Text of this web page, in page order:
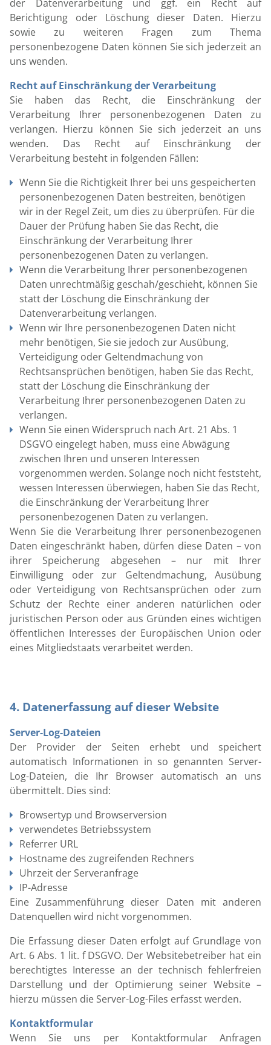
der Datenverarbeitung und ggf. ein Recht auf
Berichtigung oder Löschung dieser Daten. Hierzu
sowie zu weiteren Fragen zum Thema
personenbezogene Daten können Sie sich jederzeit an
uns wenden.
Recht auf Einschränkung der Verarbeitung
Sie haben das Recht, die Einschränkung der
Verarbeitung Ihrer personenbezogenen Daten zu
verlangen. Hierzu können Sie sich jederzeit an uns
wenden. Das Recht auf Einschränkung der
Verarbeitung besteht in folgenden Fällen:
Wenn Sie die Richtigkeit Ihrer bei uns gespeicherten
personenbezogenen Daten bestreiten, benötigen
wir in der Regel Zeit, um dies zu überprüfen. Für die
Dauer der Prüfung haben Sie das Recht, die
Einschränkung der Verarbeitung Ihrer
personenbezogenen Daten zu verlangen.
Wenn die Verarbeitung Ihrer personenbezogenen
Daten unrechtmäßig geschah/geschieht, können Sie
statt der Löschung die Einschränkung der
Datenverarbeitung verlangen.
Wenn wir Ihre personenbezogenen Daten nicht
mehr benötigen, Sie sie jedoch zur Ausübung,
Verteidigung oder Geltendmachung von
Rechtsansprüchen benötigen, haben Sie das Recht,
statt der Löschung die Einschränkung der
Verarbeitung Ihrer personenbezogenen Daten zu
verlangen.
Wenn Sie einen Widerspruch nach Art. 21 Abs. 1
DSGVO eingelegt haben, muss eine Abwägung
zwischen Ihren und unseren Interessen
vorgenommen werden. Solange noch nicht feststeht,
wessen Interessen überwiegen, haben Sie das Recht,
die Einschränkung der Verarbeitung Ihrer
personenbezogenen Daten zu verlangen.
Wenn Sie die Verarbeitung Ihrer personenbezogenen
Daten eingeschränkt haben, dürfen diese Daten – von
ihrer Speicherung abgesehen – nur mit Ihrer
Einwilligung oder zur Geltendmachung, Ausübung
oder Verteidigung von Rechtsansprüchen oder zum
Schutz der Rechte einer anderen natürlichen oder
juristischen Person oder aus Gründen eines wichtigen
öffentlichen Interesses der Europäischen Union oder
eines Mitgliedstaats verarbeitet werden.
4. Datenerfassung auf dieser Website
Server-Log-Dateien
Der Provider der Seiten erhebt und speichert
automatisch Informationen in so genannten Server-
Log-Dateien, die Ihr Browser automatisch an uns
übermittelt. Dies sind:
Browsertyp und Browserversion
verwendetes Betriebssystem
Referrer URL
Hostname des zugreifenden Rechners
Uhrzeit der Serveranfrage
IP-Adresse
Eine Zusammenführung dieser Daten mit anderen
Datenquellen wird nicht vorgenommen.
Die Erfassung dieser Daten erfolgt auf Grundlage von
Art. 6 Abs. 1 lit. f DSGVO. Der Websitebetreiber hat ein
berechtigtes Interesse an der technisch fehlerfreien
Darstellung und der Optimierung seiner Website –
hierzu müssen die Server-Log-Files erfasst werden.
Kontaktformular
Wenn Sie uns per Kontaktformular Anfragen